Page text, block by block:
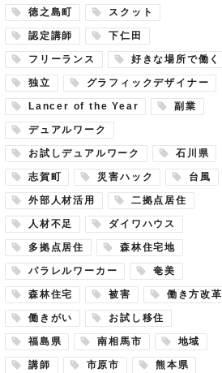
徳之島町 スクット
認定講師 下仁田
フリーランス 好きな場所で働く
独立 グラフィックデザイナー
Lancer of the Year 副業
デュアルワーク
お試しデュアルワーク 石川県
志賀町 災害ハック 台風
外部人材活用 二拠点居住
人材不足 ダイワハウス
多拠点居住 森林住宅地
パラレルワーカー 奄美
森林住宅 被害 働き方改革
働きがい お試し移住
福島県 南相馬市 地域
講師 市原市 熊本県